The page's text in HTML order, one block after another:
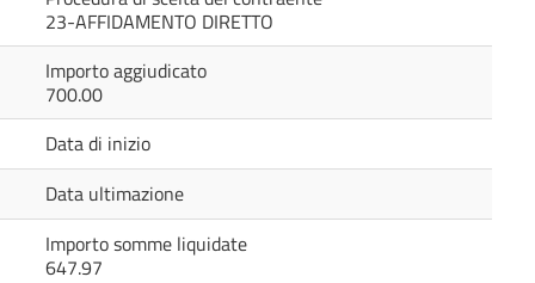
23-AFFIDAMENTO DIRETTO
Importo aggiudicato
700.00
Data di inizio
Data ultimazione
Importo somme liquidate
647.97